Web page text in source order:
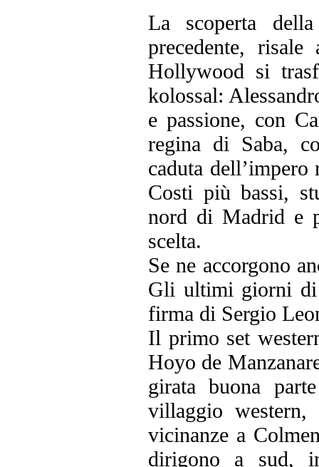
La scoperta
precedente,
Hollywood si
kolossal:
e passione, con
regina di Saba,
caduta
Costi più bassi,
nord di Madrid e
scelta.
Se ne accorgono
Gli ultimi giorni di
firma di Sergio
Il primo set
Hoyo de
girata buona
villaggio western,
vicinanze a
dirigono a sud,